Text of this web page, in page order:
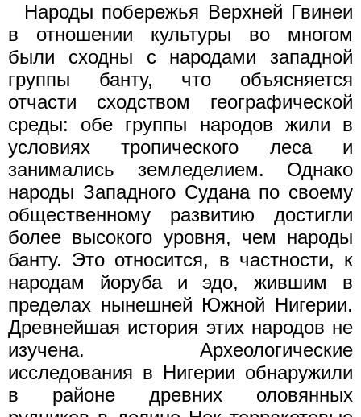
Народы побережья Верхней Гвинеи
в отношении культуры во многом
были сходны с народами западной
группы банту, что объясняется
отчасти сходством географической
среды: обе группы народов жили в
условиях тропического леса и
занимались земледелием. Однако
народы Западного Судана по своему
общественному развитию достигли
более высокого уровня, чем народы
банту. Это относится, в частности, к
народам йоруба и эдо, жившим в
пределах нынешней Южной Нигерии.
Древнейшая история этих народов не
изучена. Археологические
исследования в Нигерии обнаружили
в районе древних оловянных